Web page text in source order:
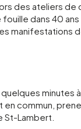
des ateliers de
dans 40 ans
manifestations
minutes
commun,
St-Lambert.